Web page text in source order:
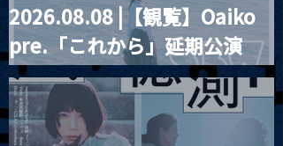
2026.08.08 |【観覧】Oaiko
pre.「これから」延期公演
Blurred City Lights × 17歳
とベルリンの壁